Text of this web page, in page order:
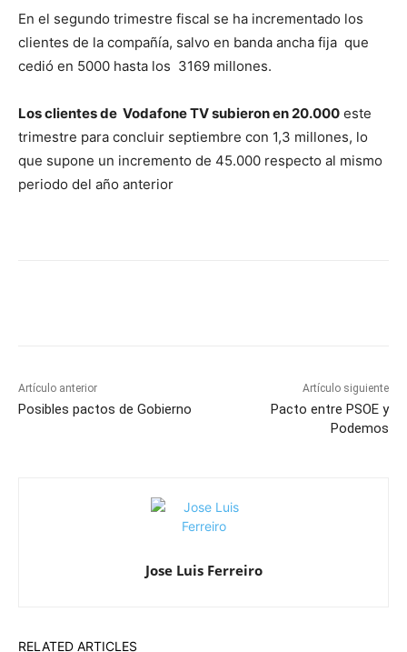
En el segundo trimestre fiscal se ha incrementado los
clientes de la compañía, salvo en banda ancha fija que
cedió en 5000 hasta los 3169 millones.
Los clientes de Vodafone TV subieron en 20.000 este
trimestre para concluir septiembre con 1,3 millones, lo
que supone un incremento de 45.000 respecto al mismo
periodo del año anterior
Artículo anterior
Posibles pactos de Gobierno
Artículo siguiente
Pacto entre PSOE y
Podemos
Jose Luis Ferreiro
RELATED ARTICLES